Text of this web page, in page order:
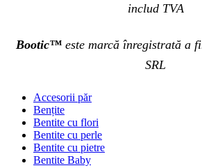
includ TVA
Bootic™ este marcă înregistrată a
SRL
Accesorii păr
Bențite
Bentite cu flori
Bentite cu perle
Bentite cu pietre
Bentite Baby